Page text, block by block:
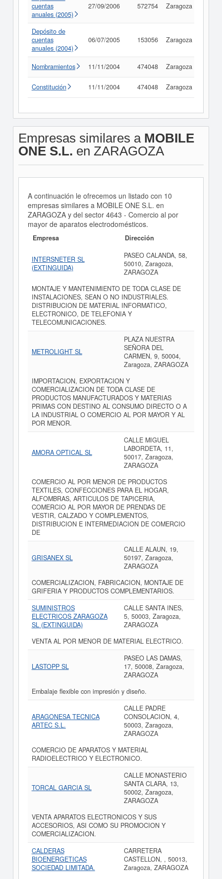
cuentas
anuales (2005)
27/09/2006 572754 Zaragoza
Depósito de
cuentas
anuales (2004)
06/07/2005 153056 Zaragoza
Nombramientos 11/11/2004 474048 Zaragoza
Constitución 11/11/2004 474048 Zaragoza
Empresas similares a MOBILE
ONE S.L. en ZARAGOZA
A continuación le ofrecemos un listado con 10
empresas similares a MOBILE ONE S.L. en
ZARAGOZA y del sector 4643 - Comercio al por
mayor de aparatos electrodomésticos.
Empresa Dirección
INTERSNETER SL
(EXTINGUIDA)
PASEO CALANDA, 58,
50010, Zaragoza,
ZARAGOZA
MONTAJE Y MANTENIMIENTO DE TODA CLASE DE
INSTALACIONES, SEAN O NO INDUSTRIALES.
DISTRIBUCION DE MATERIAL INFORMATICO,
ELECTRONICO, DE TELEFONIA Y
TELECOMUNICACIONES.
METROLIGHT SL
PLAZA NUESTRA
SEÑORA DEL
CARMEN, 9, 50004,
Zaragoza, ZARAGOZA
IMPORTACION, EXPORTACION Y
COMERCIALIZACION DE TODA CLASE DE
PRODUCTOS MANUFACTURADOS Y MATERIAS
PRIMAS CON DESTINO AL CONSUMO DIRECTO O A
LA INDUSTRIAL O COMERCIO AL POR MAYOR Y AL
POR MENOR.
AMORA OPTICAL SL
CALLE MIGUEL
LABORDETA, 11,
50017, Zaragoza,
ZARAGOZA
COMERCIO AL POR MENOR DE PRODUCTOS
TEXTILES, CONFECCIONES PARA EL HOGAR,
ALFOMBRAS, ARTICULOS DE TAPICERIA,
COMERCIO AL POR MAYOR DE PRENDAS DE
VESTIR, CALZADO Y COMPLEMENTOS,
DISTRIBUCION E INTERMEDIACION DE COMERCIO
DE
GRISANEX SL
CALLE ALAUN, 19,
50197, Zaragoza,
ZARAGOZA
COMERCIALIZACION, FABRICACION, MONTAJE DE
GRIFERIA Y PRODUCTOS COMPLEMENTARIOS.
SUMINISTROS
ELECTRICOS ZARAGOZA
SL (EXTINGUIDA)
CALLE SANTA INES,
5, 50003, Zaragoza,
ZARAGOZA
VENTA AL POR MENOR DE MATERIAL ELECTRICO.
LASTOPP SL
PASEO LAS DAMAS,
17, 50008, Zaragoza,
ZARAGOZA
Embalaje flexible con impresión y diseño.
ARAGONESA TECNICA
ARTEC S.L.
CALLE PADRE
CONSOLACION, 4,
50003, Zaragoza,
ZARAGOZA
COMERCIO DE APARATOS Y MATERIAL
RADIOELECTRICO Y ELECTRONICO.
TORCAL GARCIA SL
CALLE MONASTERIO
SANTA CLARA, 13,
50002, Zaragoza,
ZARAGOZA
VENTA APARATOS ELECTRONICOS Y SUS
ACCESORIOS, ASI COMO SU PROMOCION Y
COMERCIALIZACION.
CALDERAS
BIOENERGETICAS
SOCIEDAD LIMITADA.
CARRETERA
CASTELLON, , 50013,
Zaragoza, ZARAGOZA